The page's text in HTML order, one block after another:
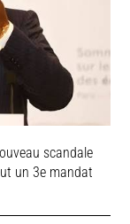
scandale
un 3e mandat